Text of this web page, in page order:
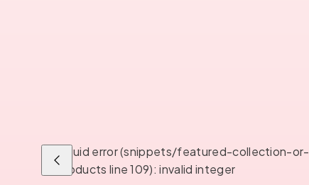
Liquid error (snippets/featured-collection-or-
products line 109): invalid integer
Liu'uta
vasemmalle